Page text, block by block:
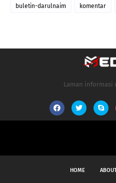
buletin-darulnaim komentar
Laman informasi
HOME